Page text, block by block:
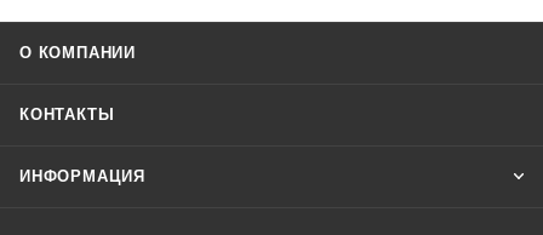
О КОМПАНИИ
КОНТАКТЫ
ИНФОРМАЦИЯ